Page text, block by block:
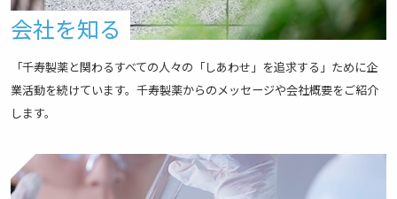
会社を知る
「千寿製薬と関わるすべての人々の「しあわせ」を追求する」ために企
業活動を続けています。千寿製薬からのメッセージや会社概要をご紹介
します。